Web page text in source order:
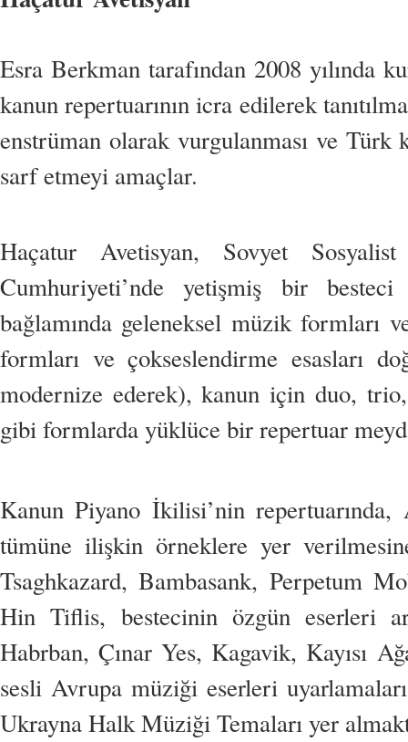
Esra Berkman tarafından 2008
kanun repertuarının icra edilerek
enstrüman olarak vurgulanması ve Türk
sarf etmeyi amaçlar.
Haçatur Avetisyan, Sovyet
Cumhuriyeti’nde yetişmiş bir
bağlamında geleneksel müzik formları
formları ve çokseslendirme esasları
modernize ederek), kanun için duo,
gibi formlarda yüklüce bir repertuar
Kanun Piyano İkilisi’nin
tümüne ilişkin örneklere yer
Tsaghkazard, Bambasank, Perpetum
Hin Tiflis, bestecinin özgün eserleri
Habrban, Çınar Yes, Kagavik, Kayısı
sesli Avrupa müziği eserleri
Ukrayna Halk Müziği Temaları yer